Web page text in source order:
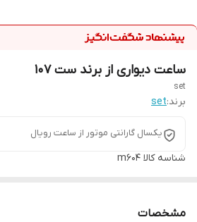
ساعت دیواری از برند ست 107
set
برند:set
یکسال گارانتی موتور از ساعت رویال
شناسه کالا m604
مشخصات